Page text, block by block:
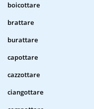
boicottare
brattare
burattare
capottare
cazzottare
ciangottare